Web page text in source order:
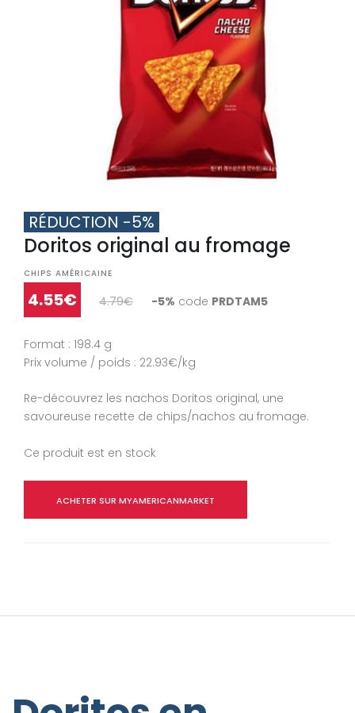
Doritos original au fromage
CHIPS AMÉRICAINE
4.55€ 4.79€ -5% code PRDTAM5
RÉDUCTION -5%
Format : 198.4 g
Prix volume / poids : 22.93€/kg
Re-découvrez les nachos Doritos original, une
savoureuse recette de chips/nachos au fromage.
Ce produit est en stock
ACHETER SUR MYAMERICANMARKET